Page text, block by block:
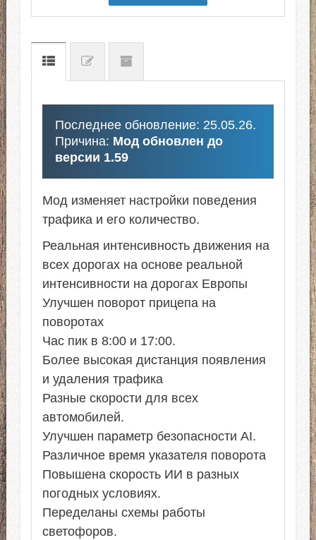
Последнее обновление: 25.05.26.
Причина: Мод обновлен до
версии 1.59
Мод изменяет настройки поведения
трафика и его количество.
Реальная интенсивность движения на
всех дорогах на основе реальной
интенсивности на дорогах Европы
Улучшен поворот прицепа на
поворотах
Час пик в 8:00 и 17:00.
Более высокая дистанция появления
и удаления трафика
Разные скорости для всех
автомобилей.
Улучшен параметр безопасности AI.
Различное время указателя поворота
Повышена скорость ИИ в разных
погодных условиях.
Переделаны схемы работы
светофоров.